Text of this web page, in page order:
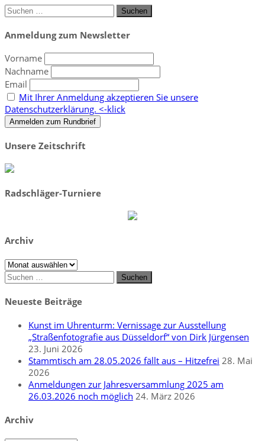
Suchen
nach:
Anmeldung zum Newsletter
Vorname
Nachname
Email
Mit Ihrer Anmeldung akzeptieren Sie unsere
Datenschutzerklärung. <-klick
Unsere Zeitschrift
Radschläger-Turniere
Archiv
Archiv
Suchen
Neueste Beiträge
Kunst im Uhrenturm: Vernissage zur Ausstellung
„Straßenfotografie aus Düsseldorf“ von Dirk Jürgensen
23. Juni 2026
Stammtisch am 28.05.2026 fällt aus – Hitzefrei 28. Mai
2026
Anmeldungen zur Jahresversammlung 2025 am
26.03.2026 noch möglich 24. März 2026
Archiv